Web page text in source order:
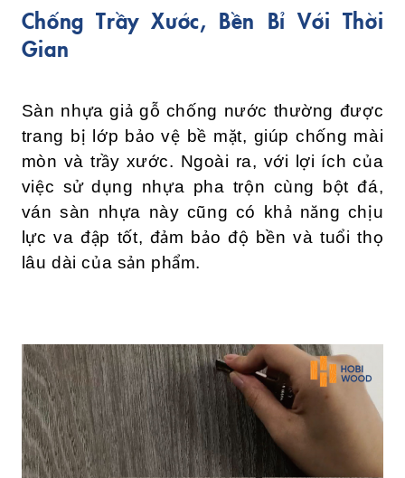
Chống Trầy Xước, Bền Bỉ Với Thời
Gian
Sàn nhựa giả gỗ chống nước thường được
trang bị lớp bảo vệ bề mặt, giúp chống mài
mòn và trầy xước. Ngoài ra, với lợi ích của
việc sử dụng nhựa pha trộn cùng bột đá,
ván sàn nhựa này cũng có khả năng chịu
lực va đập tốt, đảm bảo độ bền và tuổi thọ
lâu dài của sản phẩm.